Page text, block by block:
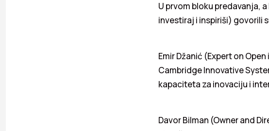
U prvom bloku predavanja,
investiraj i inspiriši) govorili
Emir Džanić (Expert on
Cambridge Innovative
kapaciteta za inovaciju i
Davor Bilman (Owner and